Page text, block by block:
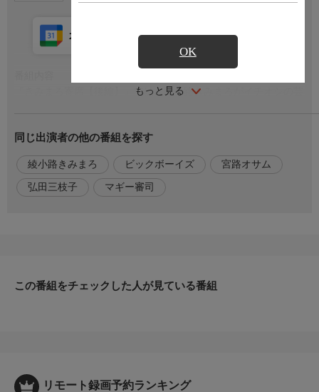
OK
もっと見る
カレンダー登録 アプリ視聴
『きみまろ寄席【後編】』では、綾小路きみまろがイチオシの芸
出演者
綾小路きみまろ 宮路オサム 弘田三枝子 ビックボーイズ マ
ギー審司
同じ出演者の他の番組を探す
綾小路きみまろ ビックボーイズ 宮路オサム
弘田三枝子 マギー審司
この番組をチェックした人が見ている番組
リモート録画予約ランキング